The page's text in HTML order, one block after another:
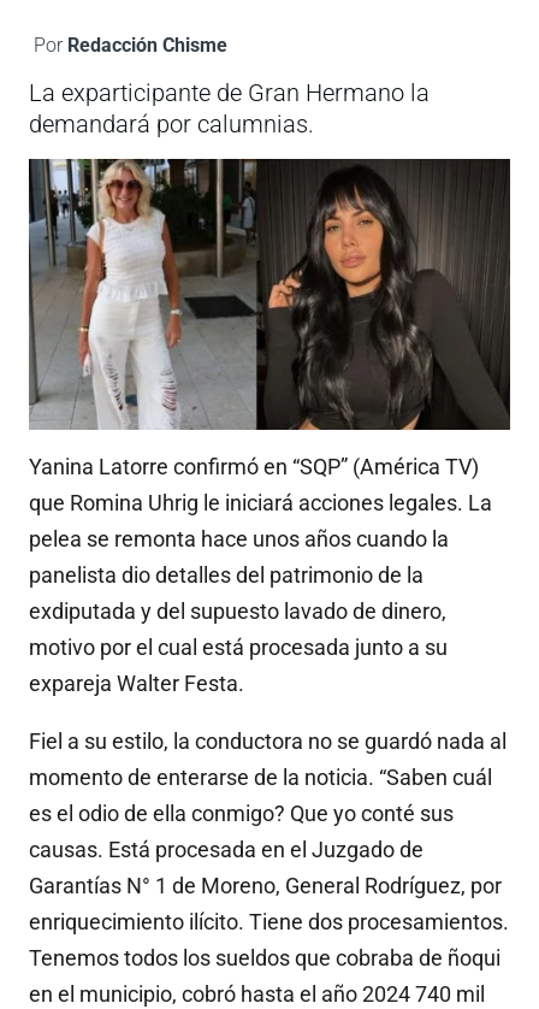
Por Redacción Chisme
La exparticipante de Gran Hermano la
demandará por calumnias.
Yanina Latorre confirmó en “SQP” (América TV)
que Romina Uhrig le iniciará acciones legales. La
pelea se remonta hace unos años cuando la
panelista dio detalles del patrimonio de la
exdiputada y del supuesto lavado de dinero,
motivo por el cual está procesada junto a su
expareja Walter Festa.
Fiel a su estilo, la conductora no se guardó nada al
momento de enterarse de la noticia. “Saben cuál
es el odio de ella conmigo? Que yo conté sus
causas. Está procesada en el Juzgado de
Garantías N° 1 de Moreno, General Rodríguez, por
enriquecimiento ilícito. Tiene dos procesamientos.
Tenemos todos los sueldos que cobraba de ñoqui
en el municipio, cobró hasta el año 2024 740 mil